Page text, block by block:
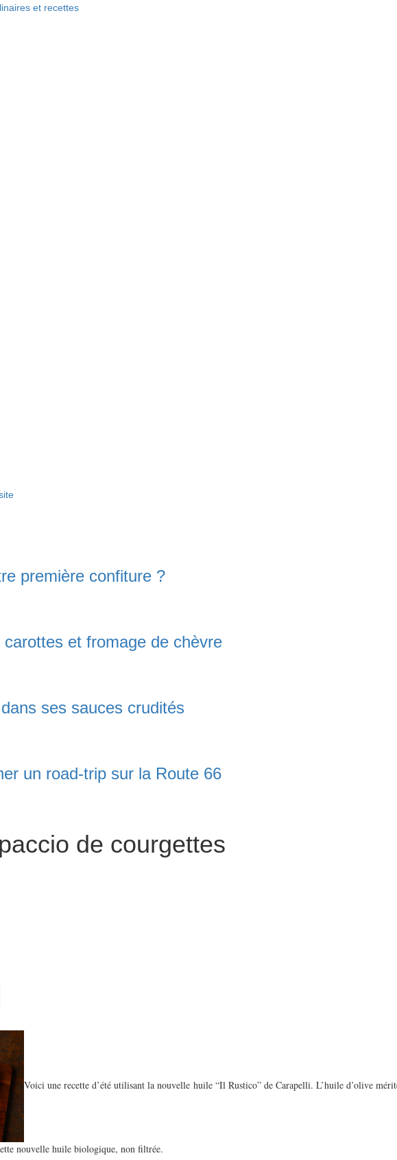
première confiture ?
et fromage de chèvre
ses sauces crudités
un road-trip sur la Route 66
de courgettes
Voici une recette d’été utilisant la nouvelle huile “Il Rustico” de Carapelli. L’huile d’olive
nouvelle huile biologique, non filtrée.